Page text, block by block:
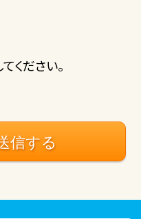
ください。